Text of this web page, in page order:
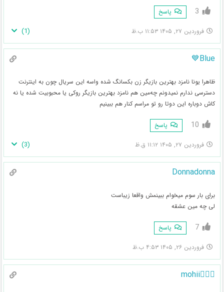
3 پاسخ
فروردین ۲۷, ۱۴۰۵ ۱۱:۵۳ ب.ظ (
1
)
Blue💙
ظاهرا یونا نامزد بهترین بازیگر زن بکسانگ شده واسه این سریال چون به اینترنت
دسترسی ندارم نمیدونم چه‌مین هم نامزد بهترین بازیگر روکی یا محبوبیت شده یا نه
کاش دوباره این دوتا رو تو مراسم کنار هم ببینیم
10 پاسخ
فروردین ۲۷, ۱۴۰۵ ۱۱:۱۲ ق.ظ (
3
)
Donnadonna
برای بار سوم میخوام ببینمش واقعا زیباست
لی چه مین عشقه
7 پاسخ
فروردین ۲۶, ۱۴۰۵ ۴:۵۳ ب.ظ
🧚🏻‍♀️mohii